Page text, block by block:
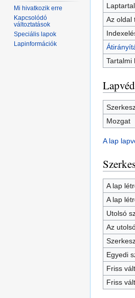
Az oldal
Tartalmi
Mozgat
A lap
A lap
A lap
Utolsó
Az
Egyedi
Friss
Friss
Mi hivatkozik erre
Kapcsolódó
változtatások
Speciális lapok
Lapinformációk